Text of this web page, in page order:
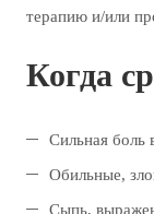
терапию и/или
Когда
Сильная боль
Обильные,
Сыпь,